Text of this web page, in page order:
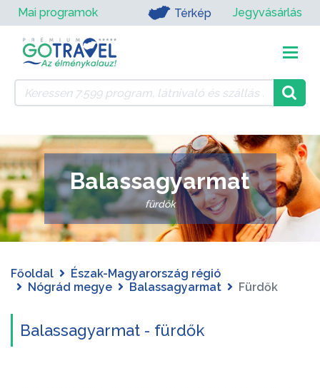
Mai programok Térkép Jegyvásárlás
Balassagyarmat
fürdők
Főoldal
Észak-Magyarország régió
Nógrád megye
Balassagyarmat Fürdők
Balassagyarmat - fürdők